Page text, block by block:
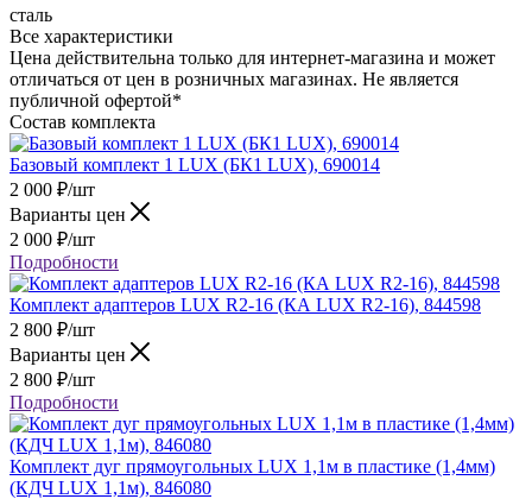
сталь
Все характеристики
Цена действительна только для интернет-магазина и может
отличаться от цен в розничных магазинах. Не является
публичной офертой*
Состав комплекта
Базовый комплект 1 LUX (БК1 LUX), 690014
2 000 ₽/шт
Варианты цен
2 000 ₽/шт
Подробности
Комплект адаптеров LUX R2-16 (КА LUX R2-16), 844598
2 800 ₽/шт
Варианты цен
2 800 ₽/шт
Подробности
Комплект дуг прямоугольных LUX 1,1м в пластике (1,4мм)
(КДЧ LUX 1,1м), 846080